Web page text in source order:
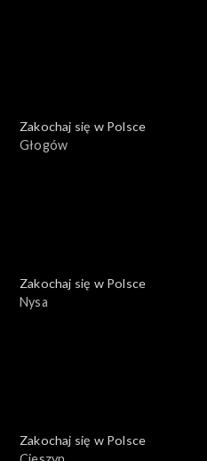
Zakochaj się w Polsce
Głogów
Zakochaj się w Polsce
Nysa
Zakochaj się w Polsce